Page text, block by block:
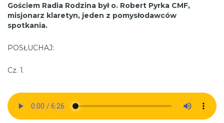
Gościem Radia Rodzina był o. Robert Pyrka CMF,
misjonarz klaretyn, jeden z pomysłodawców
spotkania.
POSŁUCHAJ:
Cz. 1.